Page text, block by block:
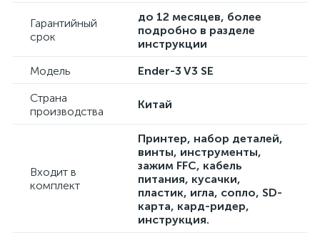
Гарантийный
срок
до 12 месяцев, более
подробно в разделе
инструкции
Модель
Ender-3 V3 SE
Страна
производства
Китай
Входит в
комплект
Принтер, набор деталей,
винты, инструменты,
зажим FFC, кабель
питания, кусачки,
пластик, игла, сопло, SD-
карта, кард-ридер,
инструкция.